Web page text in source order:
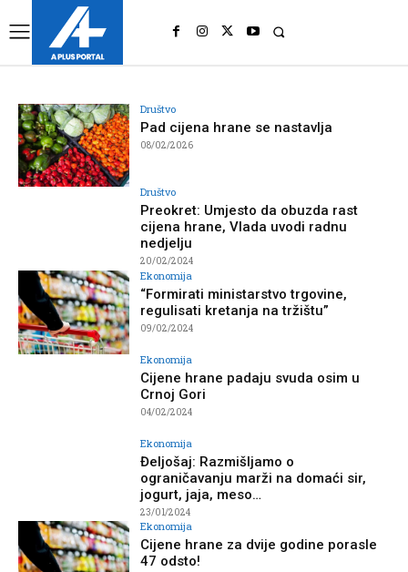
Društvo
Pad cijena hrane se nastavlja
08/02/2026
Društvo
Preokret: Umjesto da obuzda rast
cijena hrane, Vlada uvodi radnu
nedjelju
20/02/2024
Ekonomija
“Formirati ministarstvo trgovine,
regulisati kretanja na tržištu”
09/02/2024
Ekonomija
Cijene hrane padaju svuda osim u
Crnoj Gori
04/02/2024
Ekonomija
Đeljošaj: Razmišljamo o
ograničavanju marži na domaći sir,
jogurt, jaja, meso…
23/01/2024
Ekonomija
Cijene hrane za dvije godine porasle
47 odsto!